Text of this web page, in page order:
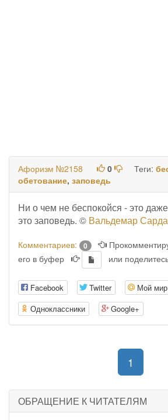
Афоризм №2158 0 Теги:
обетование, заповедь
Ни о чем не беспокойся - это
это заповедь. © Вальдемар
Комментариев: 0
его в буфер
или
Facebook Twitter Мой мир
Одноклассники
Google+
1
ОБРАЩЕНИЕ К ЧИТАТЕЛЯМ